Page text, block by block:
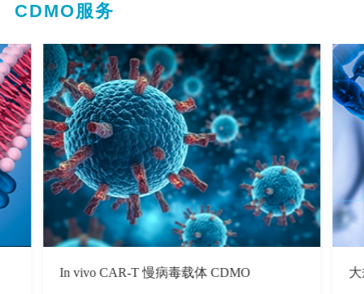
CDMO服务
In vivo CAR-T 慢病毒载体 CDMO